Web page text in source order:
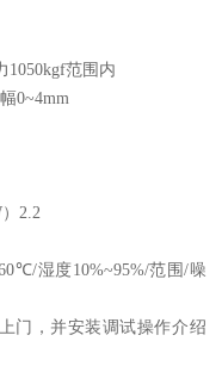
1050kgf范围内
0~4mm
） 2.2
湿度10%~95%/范围/噪
门，并安装调试操作介绍